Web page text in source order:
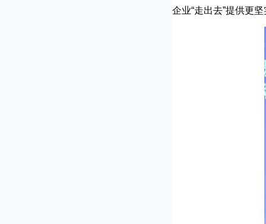
企业“走出去”提供更